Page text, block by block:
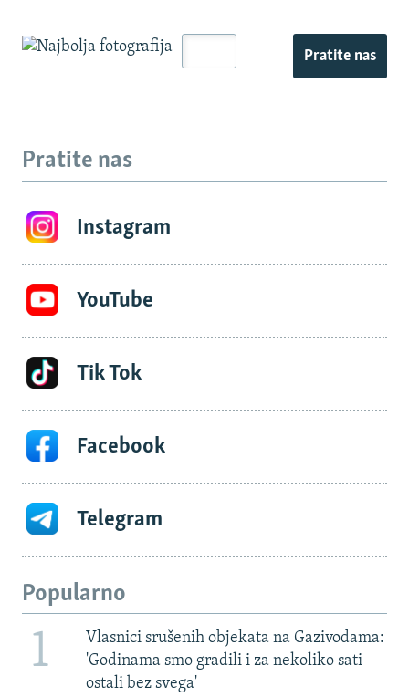
Pratite nas
Pratite nas
Instagram
YouTube
Tik Tok
Facebook
Telegram
Popularno
1
Vlasnici srušenih objekata na Gazivodama:
'Godinama smo gradili i za nekoliko sati
ostali bez svega'